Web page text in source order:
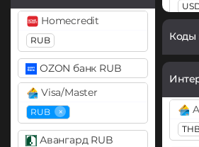
Kaspa (KAS)
Litecoin (LTC)
Monero (XMR)
NEAR Protocol
ONDO
Optimism (OP)
Homecredit
RUB
OZON банк RUB
Visa/Master
RUB ×
Авангард RUB
Коды